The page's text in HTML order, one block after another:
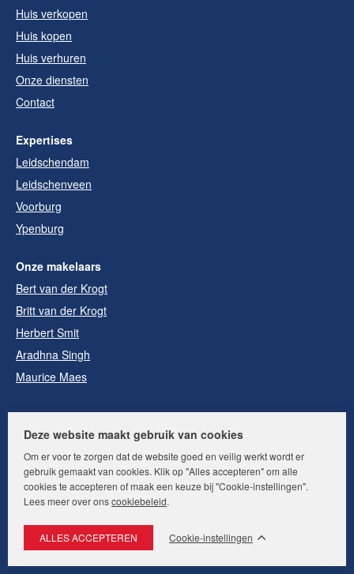
Huis verkopen
Huis kopen
Huis verhuren
Onze diensten
Contact
Expertises
Leidschendam
Leidschenveen
Voorburg
Ypenburg
Onze makelaars
Bert van der Krogt
Britt van der Krogt
Herbert Smit
Aradhna Singh
Maurice Maes
Volg ons op:
Deze website maakt gebruik van cookies
Om er voor te zorgen dat de website goed en veilig werkt wordt er
gebruik gemaakt van cookies. Klik op "Alles accepteren" om alle
cookies te accepteren of maak een keuze bij "Cookie-instellingen".
Lees meer over onscookiebeleid.
Cookie-instellingen